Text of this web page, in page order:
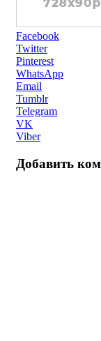
Facebook
Twitter
Pinterest
WhatsApp
Email
Tumblr
Telegram
VK
Viber
Добавить